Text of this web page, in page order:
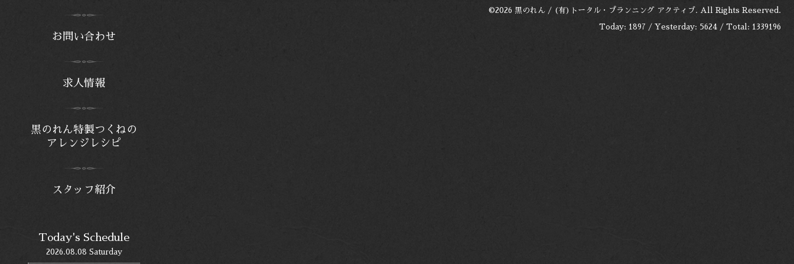
©2026 黒のれん / (有)トータル・プランニング アクティブ. All Rights Reserved.
Today: 1897 / Yesterday: 5624 / Total: 1339196
お問い合わせ
求人情報
黒のれん特製つくねの
アレンジレシピ
スタッフ紹介
Today's Schedule
2026.08.08 Saturday